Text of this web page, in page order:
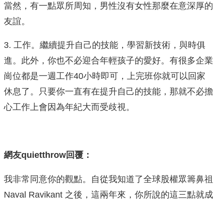
當然，有一點眾所周知，男性沒有女性那麼在意深厚的
友誼。
3. 工作。繼續提升自己的技能，學習新技術，與時俱
進。此外，你也不必迎合年輕孩子的愛好。有很多企業
崗位都是一週工作40小時即可，上完班你就可以回家
休息了。只要你一直有在提升自己的技能，那就不必擔
心工作上會因為年紀大而受歧視。
網友quietthrow回覆：
我非常同意你的觀點。自從我知道了全球股權眾籌鼻祖
Naval Ravikant 之後，這兩年來，你所說的這三點就成